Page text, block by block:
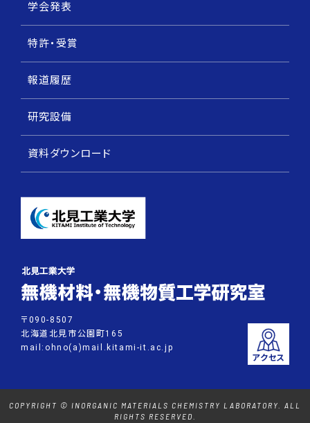
〒090-8507
北海道北見市公園町165
mail:ohno(a)mail.kitami-it.ac.jp
アクセス
学会発表
特許・受賞
報道履歴
研究設備
資料ダウンロード
COPYRIGHT © INORGANIC MATERIALS CHEMISTRY LABORATORY. ALL
RIGHTS RESERVED.